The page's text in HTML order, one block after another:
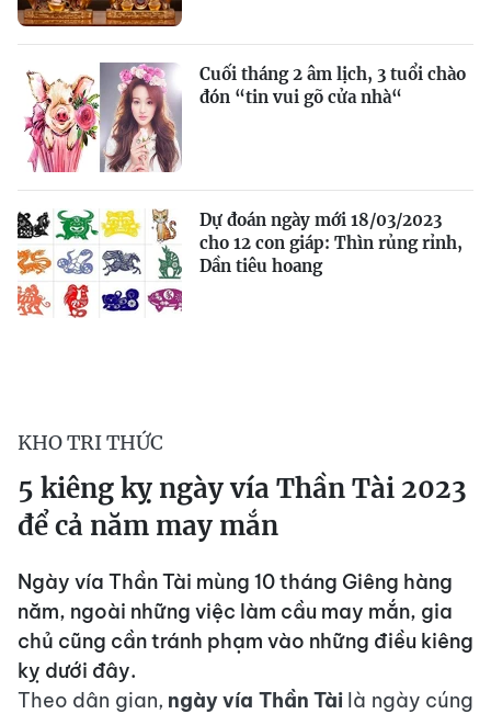
Cuối tháng 2 âm lịch, 3 tuổi chào
đón “tin vui gõ cửa nhà“
Dự đoán ngày mới 18/03/2023
cho 12 con giáp: Thìn rủng rỉnh,
Dần tiêu hoang
KHO TRI THỨC
5 kiêng kỵ ngày vía Thần Tài 2023
để cả năm may mắn
Ngày vía Thần Tài mùng 10 tháng Giêng hàng
năm, ngoài những việc làm cầu may mắn, gia
chủ cũng cần tránh phạm vào những điều kiêng
kỵ dưới đây.
Theo dân gian, ngày vía Thần Tài là ngày cúng